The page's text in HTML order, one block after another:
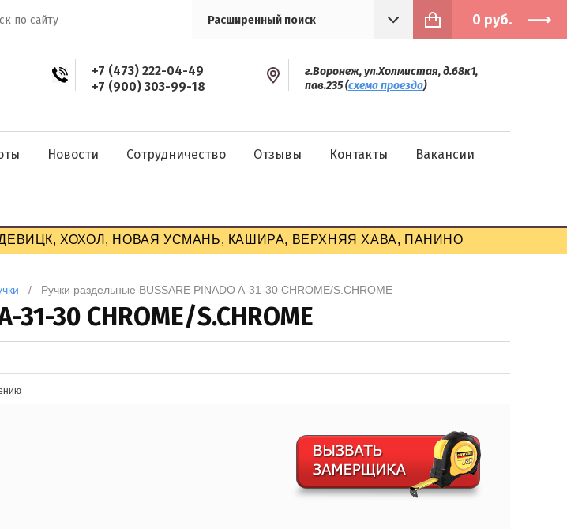
Расширенный поиск 0 руб.
+7 (473) 222-04-49
+7 (900) 303-99-18
г.Воронеж, ул.Холмистая, д.68к1,
пав.235 (схема проезда)
Новости Сотрудничество Отзывы Контакты Вакансии
ХОХОЛ, НОВАЯ УСМАНЬ, КАШИРА, ВЕРХНЯЯ ХАВА, ПАНИНО
   /   Ручки раздельные BUSSARE PINADO A-31-30 CHROME/S.CHROME
30 CHROME/S.CHROME